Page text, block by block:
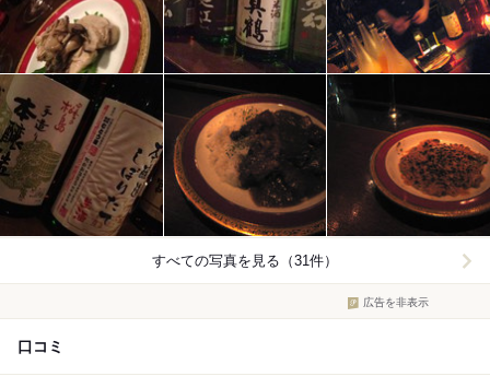
すべての写真を見る（31件）
広告を非表示
口コミ